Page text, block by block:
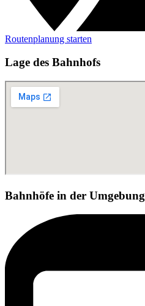
Routenplanung starten
Lage des Bahnhofs
Bahnhöfe in der Umgebung